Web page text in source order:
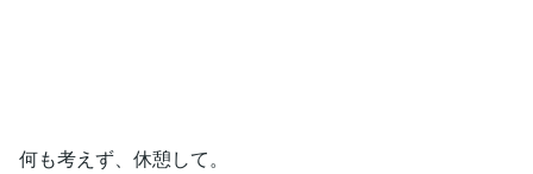
何も考えず、休憩して。